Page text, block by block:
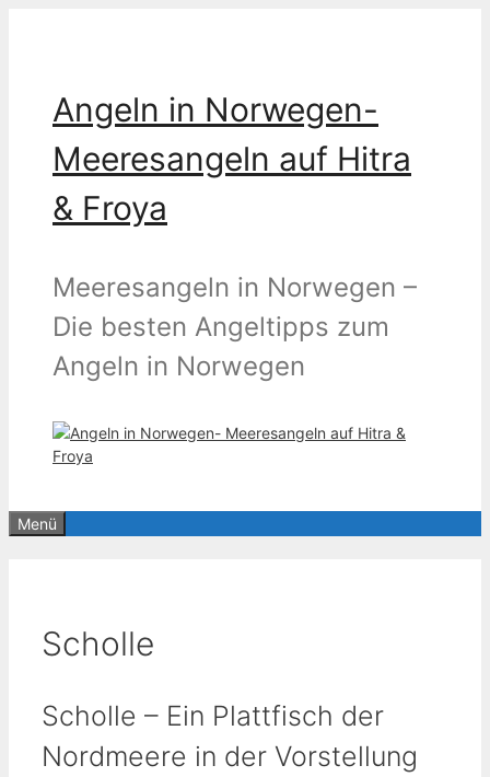
Angeln in Norwegen-
Meeresangeln auf Hitra
& Froya
Meeresangeln in Norwegen –
Die besten Angeltipps zum
Angeln in Norwegen
Menü
Scholle
Scholle – Ein Plattfisch der
Nordmeere in der Vorstellung